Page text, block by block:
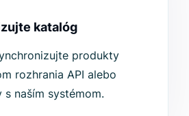
katalóg
produkty
rozhrania API alebo
naším systémom.